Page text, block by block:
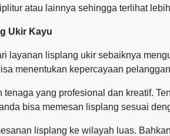
atau lainnya sehingga terlihat
Ukir Kayu
layanan lisplang ukir sebaiknya
menentukan kepercayaan
tenaga yang profesional dan kreatif.
bisa memesan lisplang sesuai
lisplang ke wilayah luas.